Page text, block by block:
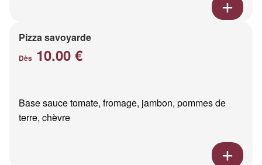
Pizza savoyarde
Dès 10.00 €
Base sauce tomate, fromage, jambon, pommes de
terre, chèvre